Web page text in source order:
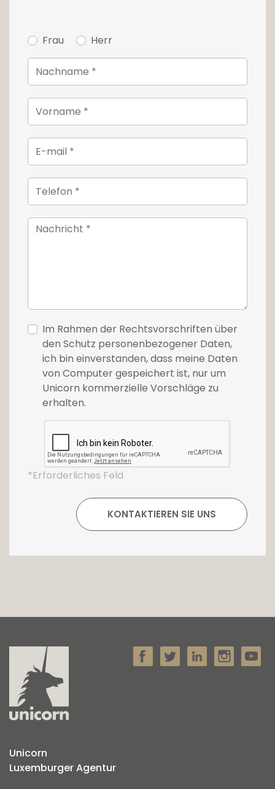
Frau Herr
Im Rahmen der Rechtsvorschriften über
den Schutz personenbezogener Daten,
ich bin einverstanden, dass meine Daten
von Computer gespeichert ist, nur um
Unicorn kommerzielle Vorschläge zu
erhalten.
*Erforderliches Feld
Unicorn
Luxemburger Agentur